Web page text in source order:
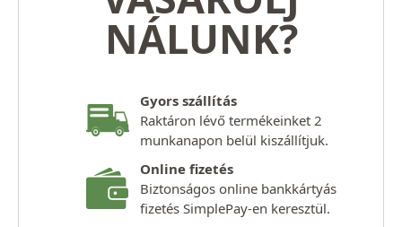
NÁLUNK?
Gyors szállítás
Raktáron lévő termékeinket 2
munkanapon belül kiszállítjuk.
Online fizetés
Biztonságos online bankkártyás
fizetés SimplePay-en keresztül.